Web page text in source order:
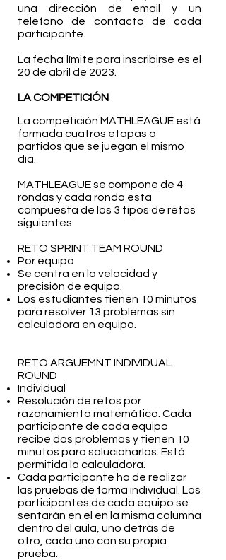
una dirección de email y un
teléfono de contacto de cada
participante.
La fecha límite para inscribirse es el
20 de abril de 2023.
LA COMPETICIÓN
La competición MATHLEAGUE está
formada cuatros etapas o
partidos que se juegan el mismo
día.
MATHLEAGUE se compone de 4
rondas y cada ronda está
compuesta de los 3 tipos de retos
siguientes:
RETO SPRINT TEAM ROUND
Por equipo
Se centra en la velocidad y
precisión de equipo.
Los estudiantes tienen 10 minutos
para resolver 13 problemas sin
calculadora en equipo.
RETO ARGUEMNT INDIVIDUAL
ROUND
Individual
Resolución de retos por
razonamiento matemático. Cada
participante de cada equipo
recibe dos problemas y tienen 10
minutos para solucionarlos. Está
permitida la calculadora.
Cada participante ha de realizar
las pruebas de forma individual. Los
participantes de cada equipo se
sentarán en el en la misma columna
dentro del aula, uno detrás de
otro, cada uno con su propia
prueba.